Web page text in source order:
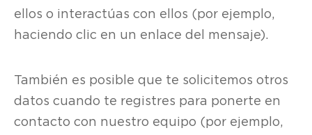
ellos o interactúas con ellos (por ejemplo,
haciendo clic en un enlace del mensaje).
También es posible que te solicitemos otros
datos cuando te registres para ponerte en
contacto con nuestro equipo (por ejemplo,